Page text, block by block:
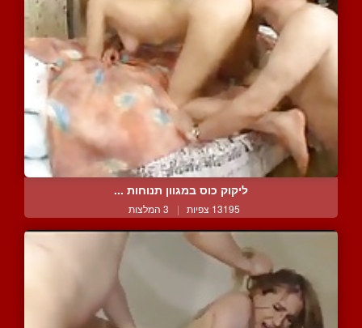
ליקוק כוס במגוון תנוחות ...
13195 צפיות | 3 המלצות